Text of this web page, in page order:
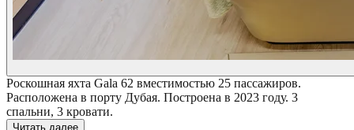
Роскошная яхта Gala 62 вместимостью 25 пассажиров.
Расположена в порту Дубая. Построена в 2023 году. 3
спальни, 3 кровати.
Читать далее